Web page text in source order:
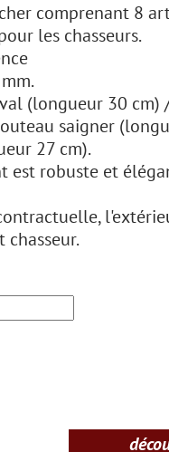
comprenant 8
les chasseurs.
(longueur 30
saigner
27 cm).
est robuste et